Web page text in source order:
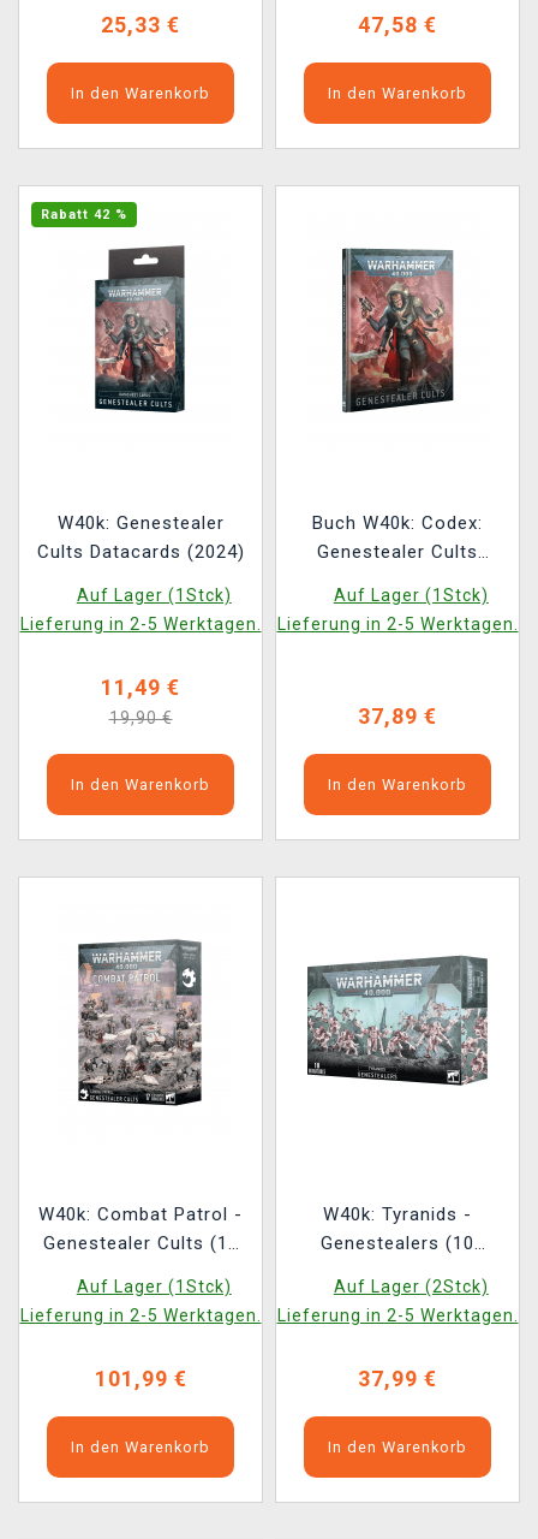
25,33 €
In den Warenkorb
47,58 €
In den Warenkorb
Rabatt 42 %
W40k: Genestealer
Cults Datacards (2024)
Auf Lager (1Stck)
Lieferung in 2-5 Werktagen.
11,49 €
19,90 €
In den Warenkorb
Buch W40k: Codex:
Genestealer Cults
Auf Lager (1Stck)
Lieferung in 2-5 Werktagen.
37,89 €
In den Warenkorb
W40k: Combat Patrol -
Genestealer Cults (17
Auf Lager (1Stck)
Lieferung in 2-5 Werktagen.
101,99 €
In den Warenkorb
W40k: Tyranids -
Genestealers (10
Auf Lager (2Stck)
Lieferung in 2-5 Werktagen.
37,99 €
In den Warenkorb